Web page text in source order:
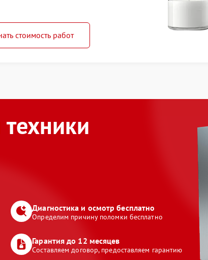
стоимость работ
Диагностика и осмотр бесплатно
Определим причину поломки бесплатно
Гарантия до 12 месяцев
Составляем договор, предоставляем гарантию